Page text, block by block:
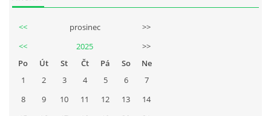
<< prosinec
>>
<<
2025
>>
Po
Út St Čt Pá So
Ne
1
2 3 4 5 6
7
8
9 10 11 12 13
14